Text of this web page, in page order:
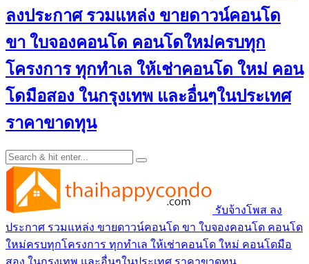
ลงประกาศ รวมแหล่ง ขายดาวน์คอนโด
ขา ใบจองคอนโด คอนโดใหม่ครบทุก
โครงการ ทุกทำเล ให้เช่าคอนโด ใหม่ คอน
โดมือสอง ในกรุงเทพ และอื่นๆในประเทศ
ราคาขาดทุน
รับจ้างโพส ลง
ประกาศ รวมแหล่ง ขายดาวน์คอนโด ขา ใบจองคอนโด คอนโด
ใหม่ครบทุกโครงการ ทุกทำเล ให้เช่าคอนโด ใหม่ คอนโดมือ
สอง ในกรุงเทพ และอื่นๆในประเทศ ราคาขาดทุน